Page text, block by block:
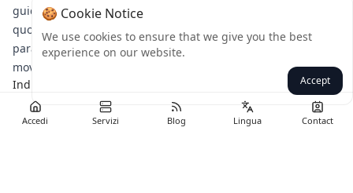
Accedi Servizi Blog Lingua Contact
guidando progressi che rimodellano la nostra vita
quotidiana. Mentre Tesla traccia il suo ritorno, queste storie
parallele ci ricordano che il mondo tech è sempre in
movimento, con sorprese dietro ogni angolo.
Indietro
🍪 Cookie Notice
We use cookies to ensure that we give you the best
experience on our website.
Accept